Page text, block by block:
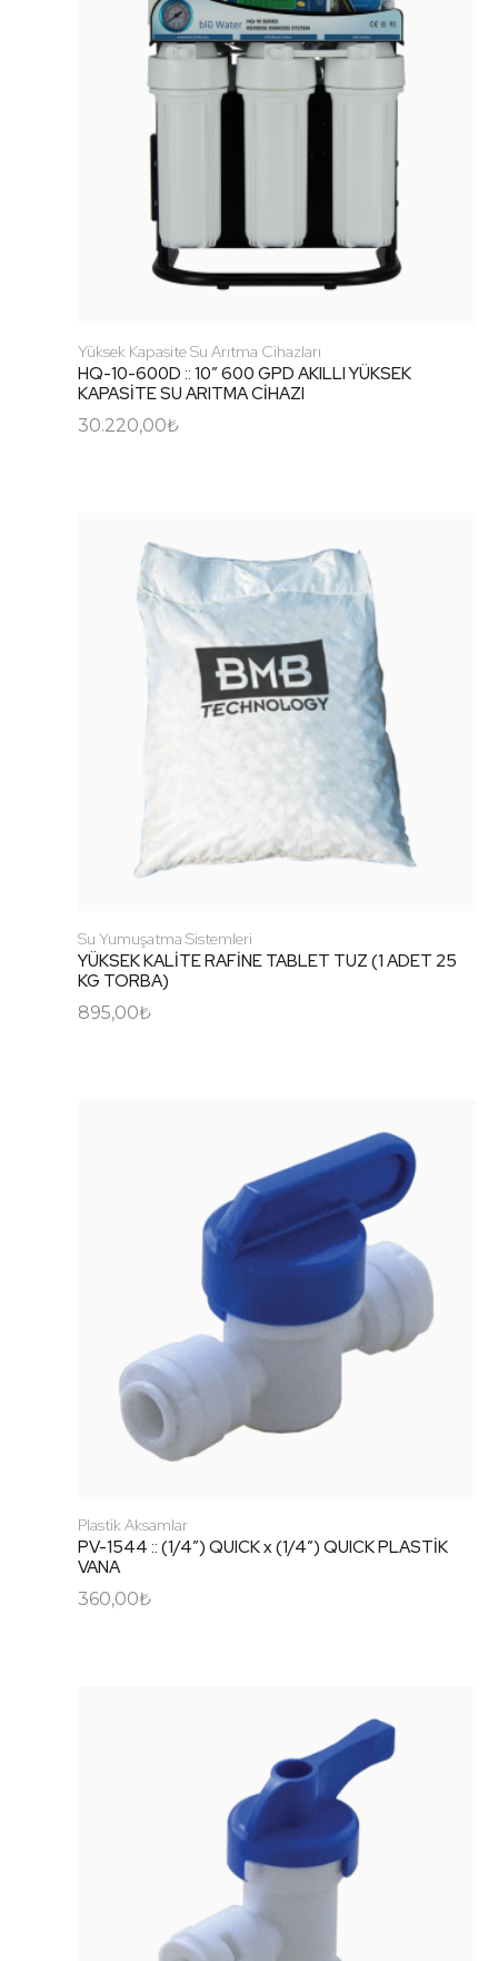
Yüksek Kapasite Su Arıtma Cihazları
HQ-10-600D :: 10″ 600 GPD AKILLI YÜKSEK
KAPASİTE SU ARITMA CİHAZI
30.220,00₺
Su Yumuşatma Sistemleri
YÜKSEK KALİTE RAFİNE TABLET TUZ (1 ADET 25
KG TORBA)
895,00₺
Plastik Aksamlar
PV-1544 :: (1/4″) QUICK x (1/4″) QUICK PLASTİK
VANA
360,00₺